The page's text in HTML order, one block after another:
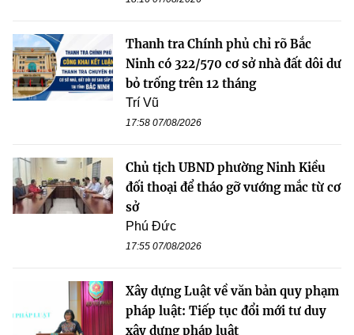
Thanh tra Chính phủ chỉ rõ Bắc
Ninh có 322/570 cơ sở nhà đất dôi dư
bỏ trống trên 12 tháng
Trí Vũ
17:58 07/08/2026
Chủ tịch UBND phường Ninh Kiều
đối thoại để tháo gỡ vướng mắc từ cơ
sở
Phú Đức
17:55 07/08/2026
Xây dựng Luật về văn bản quy phạm
pháp luật: Tiếp tục đổi mới tư duy
xây dựng pháp luật